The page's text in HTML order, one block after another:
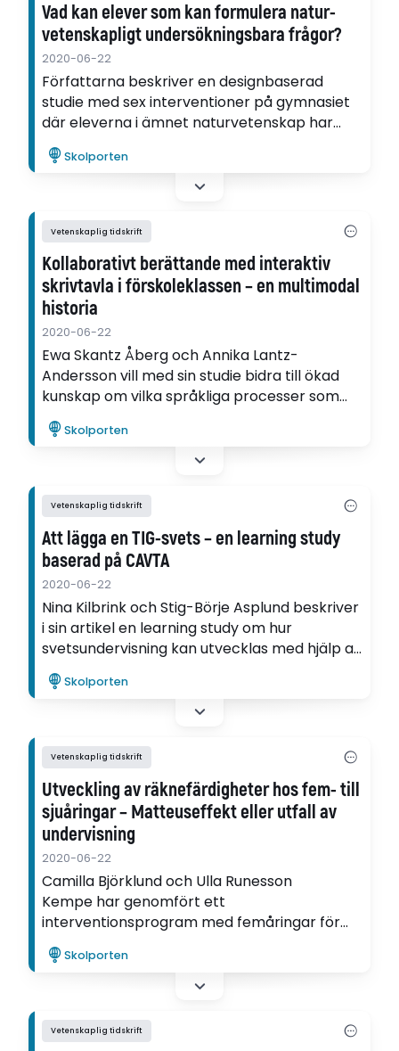
Vad kan elever som kan formulera natur-
vetenskapligt undersökningsbara frågor?
2020-06-22
Författarna beskriver en designbaserad
studie med sex interventioner på gymnasiet
där eleverna i ämnet naturvetenskap har
fått i uppgift att formulera
undersökningsbara frågor. Den
forskningsfråga som undersöks är vilka
uttryck i gymnasieelevers arbete med att
formulera naturvetenskapligt
undersökningsbara frågor.
Skolporten
Vetenskaplig tidskrift
Kollaborativt berättande med interaktiv
skrivtavla i förskoleklassen – en multimodal
historia
2020-06-22
Ewa Skantz Åberg och Annika Lantz-
Andersson vill med sin studie bidra till ökad
kunskap om vilka språkliga processer som
sker i en läs- och skrivundervisning i form av
kollaborativa berättaraktiviteter med en
Skolporten
Vetenskaplig tidskrift
Att lägga en TIG-svets – en learning study
baserad på CAVTA
2020-06-22
Nina Kilbrink och Stig-Börje Asplund beskriver
i sin artikel en learning study om hur
svetsundervisning kan utvecklas med hjälp av
samtalsanalys och variationsteori.
Skolporten
Vetenskaplig tidskrift
Utveckling av räknefärdigheter hos fem- till
sjuåringar – Matteuseffekt eller utfall av
undervisning
2020-06-22
Camilla Björklund och Ulla Runesson
Kempe har genomfört ett
interventionsprogram med femåringar för
att stötta barns utveckling av taluppfattning
och räknefärdigheter.
Skolporten
Vetenskaplig tidskrift